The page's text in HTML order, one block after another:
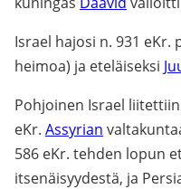
Israel hajosi n. 931 eKr.
heimoa) ja eteläiseksi
Pohjoinen Israel liitettiin
eKr. Assyrian
586 eKr. tehden lopun
itsenäisyydestä, ja